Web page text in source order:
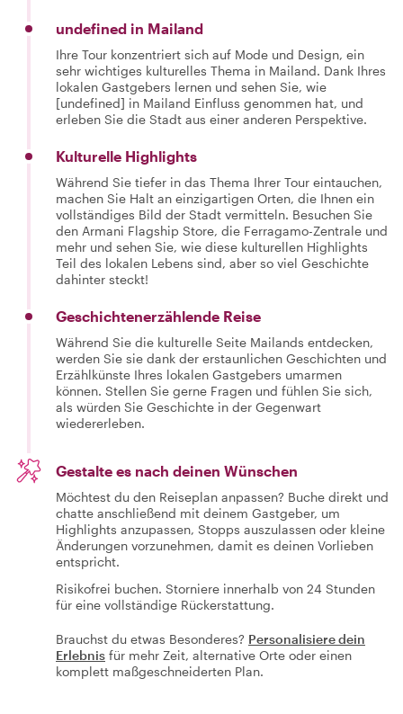
undefined in Mailand
Ihre Tour konzentriert sich auf Mode und Design, ein
sehr wichtiges kulturelles Thema in Mailand. Dank Ihres
lokalen Gastgebers lernen und sehen Sie, wie
[undefined] in Mailand Einfluss genommen hat, und
erleben Sie die Stadt aus einer anderen Perspektive.
Kulturelle Highlights
Während Sie tiefer in das Thema Ihrer Tour eintauchen,
machen Sie Halt an einzigartigen Orten, die Ihnen ein
vollständiges Bild der Stadt vermitteln. Besuchen Sie
den Armani Flagship Store, die Ferragamo-Zentrale und
mehr und sehen Sie, wie diese kulturellen Highlights
Teil des lokalen Lebens sind, aber so viel Geschichte
dahinter steckt!
Geschichtenerzählende Reise
Während Sie die kulturelle Seite Mailands entdecken,
werden Sie sie dank der erstaunlichen Geschichten und
Erzählkünste Ihres lokalen Gastgebers umarmen
können. Stellen Sie gerne Fragen und fühlen Sie sich,
als würden Sie Geschichte in der Gegenwart
wiedererleben.
Gestalte es nach deinen Wünschen
Möchtest du den Reiseplan anpassen? Buche direkt und
chatte anschließend mit deinem Gastgeber, um
Highlights anzupassen, Stopps auszulassen oder kleine
Änderungen vorzunehmen, damit es deinen Vorlieben
entspricht.
Risikofrei buchen. Storniere innerhalb von 24 Stunden
für eine vollständige Rückerstattung.
Brauchst du etwas Besonderes? Personalisiere dein
Erlebnis für mehr Zeit, alternative Orte oder einen
komplett maßgeschneiderten Plan.